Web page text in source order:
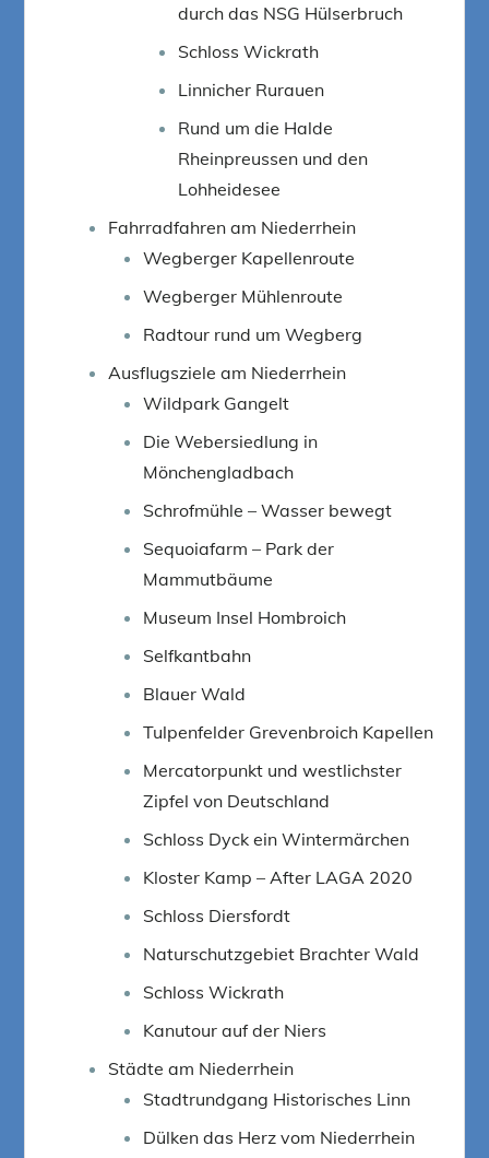
durch das NSG Hülserbruch
Schloss Wickrath
Linnicher Rurauen
Rund um die Halde
Rheinpreussen und den
Lohheidesee
Fahrradfahren am Niederrhein
Wegberger Kapellenroute
Wegberger Mühlenroute
Radtour rund um Wegberg
Ausflugsziele am Niederrhein
Wildpark Gangelt
Die Webersiedlung in
Mönchengladbach
Schrofmühle – Wasser bewegt
Sequoiafarm – Park der
Mammutbäume
Museum Insel Hombroich
Selfkantbahn
Blauer Wald
Tulpenfelder Grevenbroich Kapellen
Mercatorpunkt und westlichster
Zipfel von Deutschland
Schloss Dyck ein Wintermärchen
Kloster Kamp – After LAGA 2020
Schloss Diersfordt
Naturschutzgebiet Brachter Wald
Schloss Wickrath
Kanutour auf der Niers
Städte am Niederrhein
Stadtrundgang Historisches Linn
Dülken das Herz vom Niederrhein